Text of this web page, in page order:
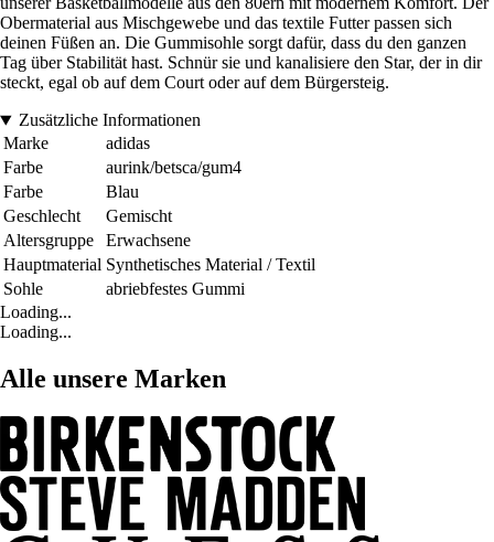
Obermaterial aus Mischgewebe und das textile Futter passen sich
deinen Füßen an. Die Gummisohle sorgt dafür, dass du den ganzen
Tag über Stabilität hast. Schnür sie und kanalisiere den Star, der in dir
steckt, egal ob auf dem Court oder auf dem Bürgersteig.
Zusätzliche Informationen
Marke
adidas
Farbe
aurink/betsca/gum4
Farbe
Blau
Geschlecht
Gemischt
Altersgruppe
Erwachsene
Hauptmaterial Synthetisches Material / Textil
Sohle
abriebfestes Gummi
Loading...
Loading...
Alle unsere Marken